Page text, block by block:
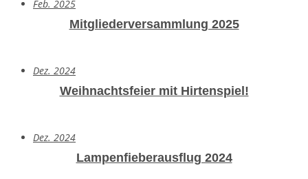
Feb. 2025
Mitgliederversammlung 2025
Dez. 2024
Weihnachtsfeier mit Hirtenspiel!
Dez. 2024
Lampenfieberausflug 2024